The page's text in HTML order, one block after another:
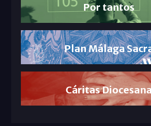
Por tantos
Plan Málaga
Cáritas Diocesana